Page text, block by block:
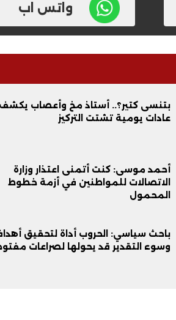
واتس اب
بتنسى كتير؟.. أستاذ مخ وأعصاب يكشف
عادات يومية تشتت التركيز
أحمد موسى: كنت أتمنى اعتذار وزارة
الاتصالات للمواطنين في أزمة خطوط
المحمول
باحث سياسي: الحروب أداة لتحقيق
وسوء التقدير قد يحولها لصراعات
ابني بطل وفخورة بيه.. أول ظهور
عماد سائق التريلا مع والدته بعد
تصدره التريند| فيديو